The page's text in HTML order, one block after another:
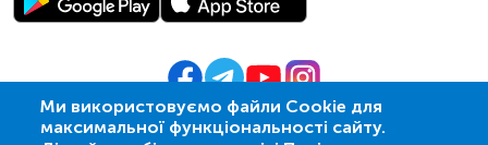
Ми використовуємо файли Cookie для
максимальної функціональності сайту.
© 2009- 2026 | ПСМЛ «Ескулаб»